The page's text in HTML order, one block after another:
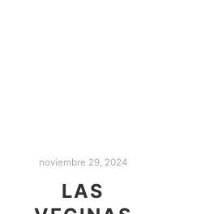
noviembre 29, 2024
LAS